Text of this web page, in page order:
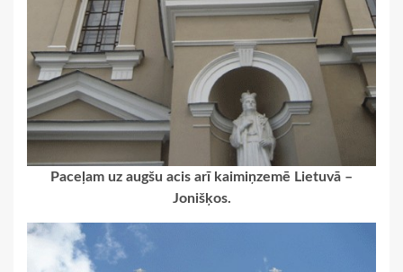
Paceļam uz augšu acis arī kaimiņzemē Lietuvā –
Jonišķos.